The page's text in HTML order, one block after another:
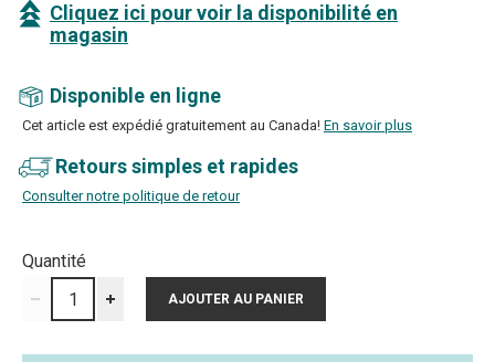
Cliquez ici pour voir la disponibilité en
magasin
Disponible en ligne
Cet article est expédié gratuitement au Canada! En savoir plus
Retours simples et rapides
Consulter notre politique de retour
Quantité